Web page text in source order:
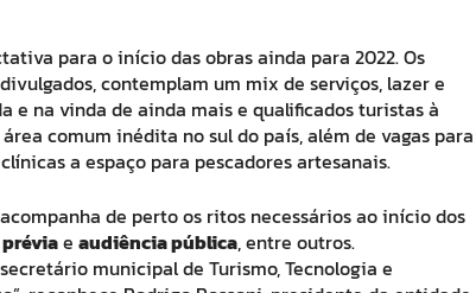
para o início das obras ainda para 2022. Os
contemplam um mix de serviços, lazer e
e na vinda de ainda mais e qualificados turistas à
comum inédita no sul do país, além de vagas para
a espaço para pescadores artesanais.
de perto os ritos necessários ao início dos
e audiência pública, entre outros.
municipal de Turismo, Tecnologia e